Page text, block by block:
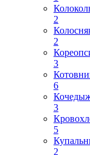
2
2
3
6
3
5
2